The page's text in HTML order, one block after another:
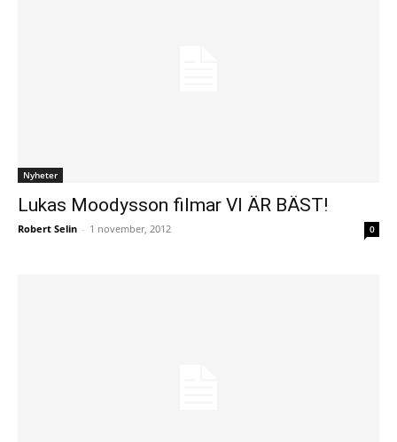
Nyheter
Lukas Moodysson filmar VI ÄR BÄST!
Robert Selin - 1 november, 2012 0